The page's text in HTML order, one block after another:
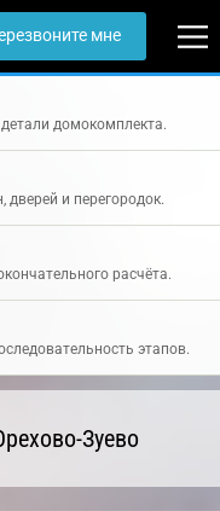
мне
домокомплекта.
дверей и перегородок.
расчёта.
этапов.
Зуево